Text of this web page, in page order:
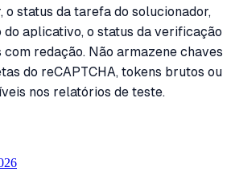
o status da tarefa do solucionador,
do aplicativo, o status da verificação
com redação. Não armazene chaves
do reCAPTCHA, tokens brutos ou
nos relatórios de teste.